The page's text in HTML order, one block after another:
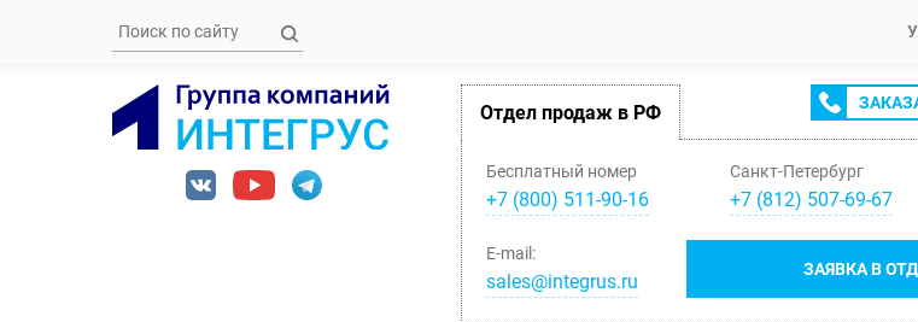
Отдел продаж в РФ
Бесплатный номер
+7 (800) 511-90-16
Санкт-Петербург
+7(812) 507-69-67
ЗАЯВКА В
E-mail:
sales@integrus.ru